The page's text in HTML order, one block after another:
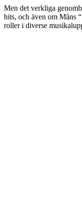
Men det verkliga
hits, och även om Måns
roller i diverse